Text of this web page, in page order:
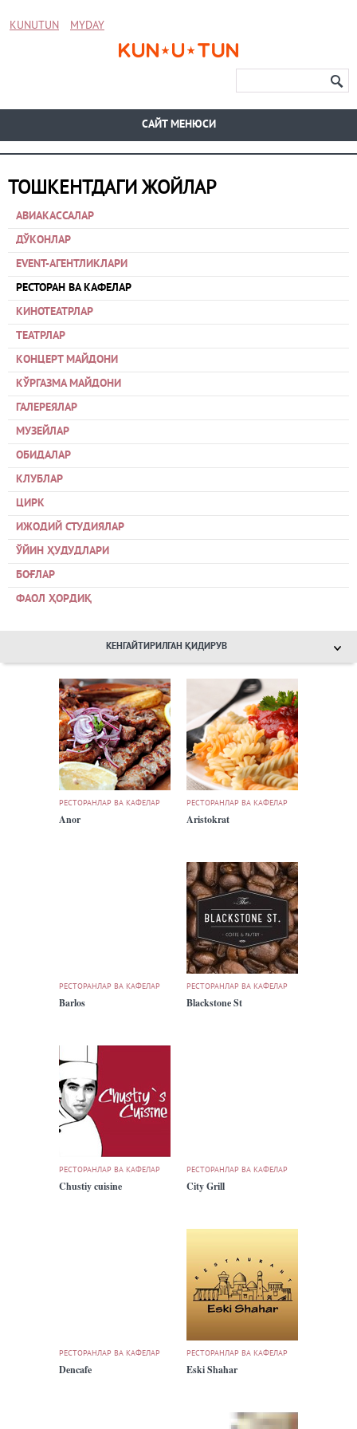
KUNUTUN MYDAY
CАЙТ МЕНЮСИ
ТОШКЕНТДАГИ ЖОЙЛАР
АВИАКАССАЛАР
ДЎКОНЛАР
EVENT-АГЕНТЛИКЛАРИ
РЕСТОРАН ВА КАФЕЛАР
КИНОТЕАТРЛАР
ТЕАТРЛАР
КОНЦЕРТ МАЙДОНИ
КЎРГАЗМА МАЙДОНИ
ГАЛЕРЕЯЛАР
МУЗЕЙЛАР
ОБИДАЛАР
КЛУБЛАР
ЦИРК
ИЖОДИЙ СТУДИЯЛАР
ЎЙИН ҲУДУДЛАРИ
БОҒЛАР
ФАОЛ ҲОРДИҚ
КЕНГАЙТИРИЛГАН ҚИДИРУВ
РЕСТОРАНЛАР ВА КАФЕЛАР
Anor
РЕСТОРАНЛАР ВА КАФЕЛАР
Aristokrat
РЕСТОРАНЛАР ВА КАФЕЛАР
Barlos
РЕСТОРАНЛАР ВА КАФЕЛАР
Blackstone St
РЕСТОРАНЛАР ВА КАФЕЛАР
Chustiy cuisine
РЕСТОРАНЛАР ВА КАФЕЛАР
City Grill
РЕСТОРАНЛАР ВА КАФЕЛАР
Dencafe
РЕСТОРАНЛАР ВА КАФЕЛАР
Eski Shahar